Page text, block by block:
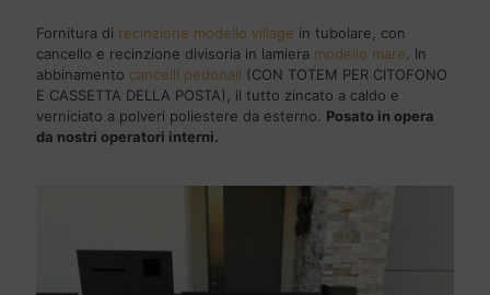
Fornitura di recinzione modello village in tubolare, con
cancello e recinzione divisoria in lamiera modello mare . In
abbinamento cancelli pedonali (CON TOTEM PER CITOFONO
E CASSETTA DELLA POSTA), il tutto zincato a caldo e
verniciato a polveri poliestere da esterno. Posato in opera
da nostri operatori interni.